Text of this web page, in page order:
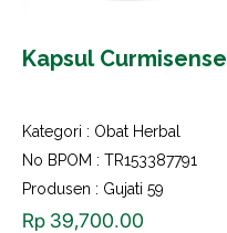
Kapsul Curmisense
Kategori : Obat Herbal
No BPOM : TR153387791
Produsen : Gujati 59
Rp 39,700.00